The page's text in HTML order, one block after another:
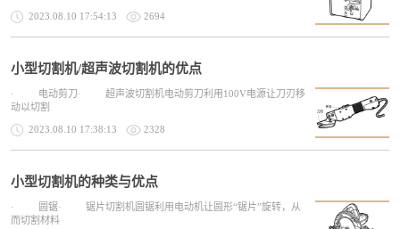
2023.08.10 17:54:13 2694
小型切割机/超声波切割机的优点
· 电动剪刀· 超声波切割机电动剪刀利用100V电源让刀刃移
动以切割
2023.08.10 17:38:13 2328
小型切割机的种类与优点
· 圆锯· 锯片切割机圆锯利用电动机让圆形“锯片”旋转，从
而切割材料